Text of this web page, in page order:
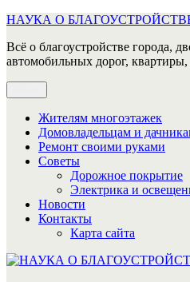
Перейти
содержимому
НАУКА О
Всё о благоустройстве города,
автомобильных дорог, квартиры,
Жителям многоэтажек
Домовладельцам и
Ремонт своими руками
Советы
Дорожное покрытие
Электрика и
Новости
Контакты
Карта сайта